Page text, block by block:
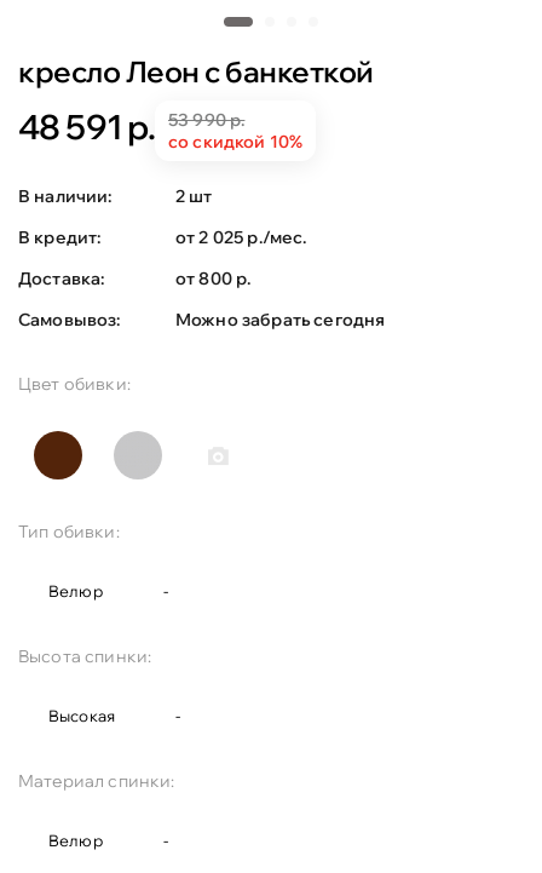
кресло Леон с банкеткой
48 591 р.
53 990 р.
со скидкой 10%
В наличии:
2 шт
В кредит:
от 2 025 р./мес.
Доставка:
от 800 р.
Самовывоз:
Можно забрать сегодня
Цвет обивки:
Тип обивки:
Велюр -
Высота спинки:
Высокая -
Материал спинки:
Велюр -